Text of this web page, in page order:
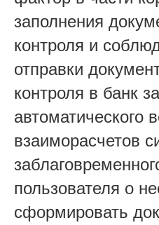
заполнения
контроля и
отправки
контроля в банк
автоматического
взаиморасчетов
пользователя о
сформировать